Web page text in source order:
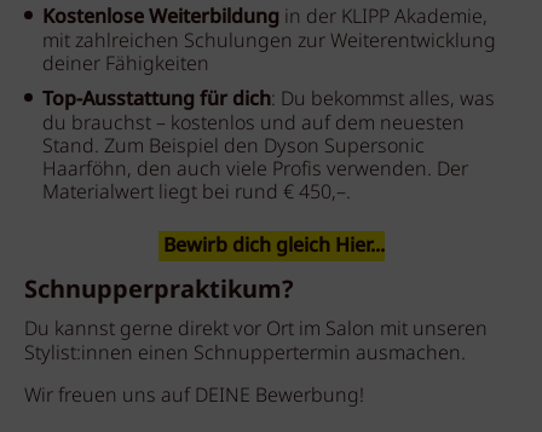
Kostenlose Weiterbildung in der KLIPP Akademie,
mit zahlreichen Schulungen zur Weiterentwicklung
deiner Fähigkeiten
Top-Ausstattung für dich: Du bekommst alles, was
du brauchst – kostenlos und auf dem neuesten
Stand. Zum Beispiel den Dyson Supersonic
Haarföhn, den auch viele Profis verwenden. Der
Materialwert liegt bei rund € 450,–.
Bewirb dich gleich Hier...
Schnupperpraktikum?
Du kannst gerne direkt vor Ort im Salon mit unseren
Stylist:innen einen Schnuppertermin ausmachen.
Wir freuen uns auf DEINE Bewerbung!